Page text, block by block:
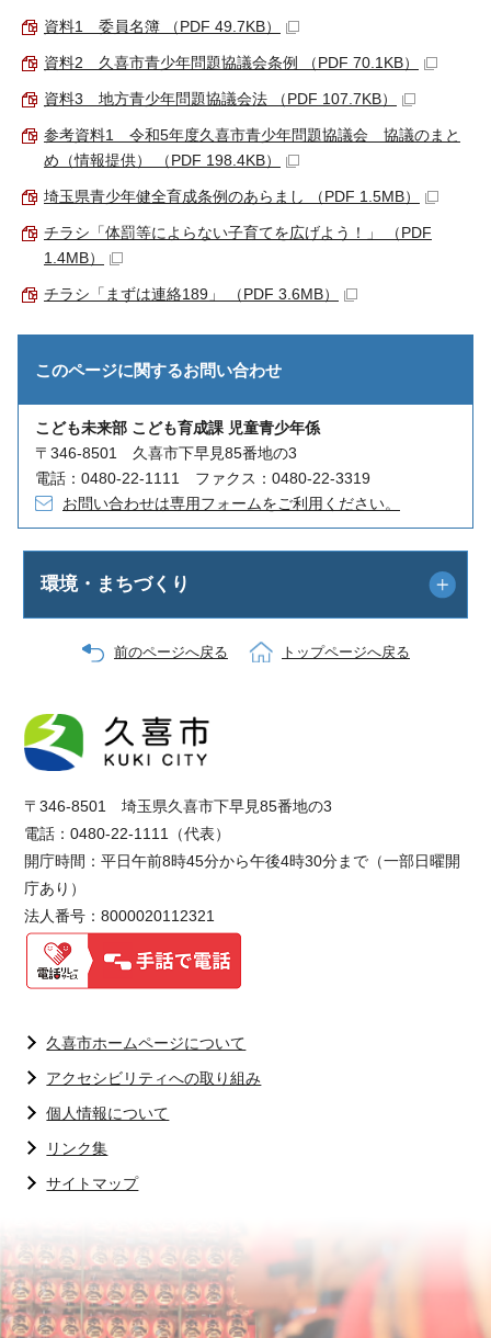
資料1 委員名簿 （PDF 49.7KB）
資料2 久喜市青少年問題協議会条例 （PDF 70.1KB）
資料3 地方青少年問題協議会法 （PDF 107.7KB）
参考資料1 令和5年度久喜市青少年問題協議会 協議のまと
め（情報提供） （PDF 198.4KB）
埼玉県青少年健全育成条例のあらまし （PDF 1.5MB）
チラシ「体罰等によらない子育てを広げよう！」 （PDF
1.4MB）
チラシ「まずは連絡189」 （PDF 3.6MB）
このページに関するお問い合わせ
こども未来部 こども育成課 児童青少年係
〒346-8501 久喜市下早見85番地の3
電話：0480-22-1111 ファクス：0480-22-3319
お問い合わせは専用フォームをご利用ください。
環境・まちづくり
前のページへ戻る トップページへ戻る
〒346-8501 埼玉県久喜市下早見85番地の3
電話：0480-22-1111（代表）
開庁時間：平日午前8時45分から午後4時30分まで（一部日曜開
庁あり）
法人番号：8000020112321
久喜市ホームページについて
アクセシビリティへの取り組み
個人情報について
リンク集
サイトマップ